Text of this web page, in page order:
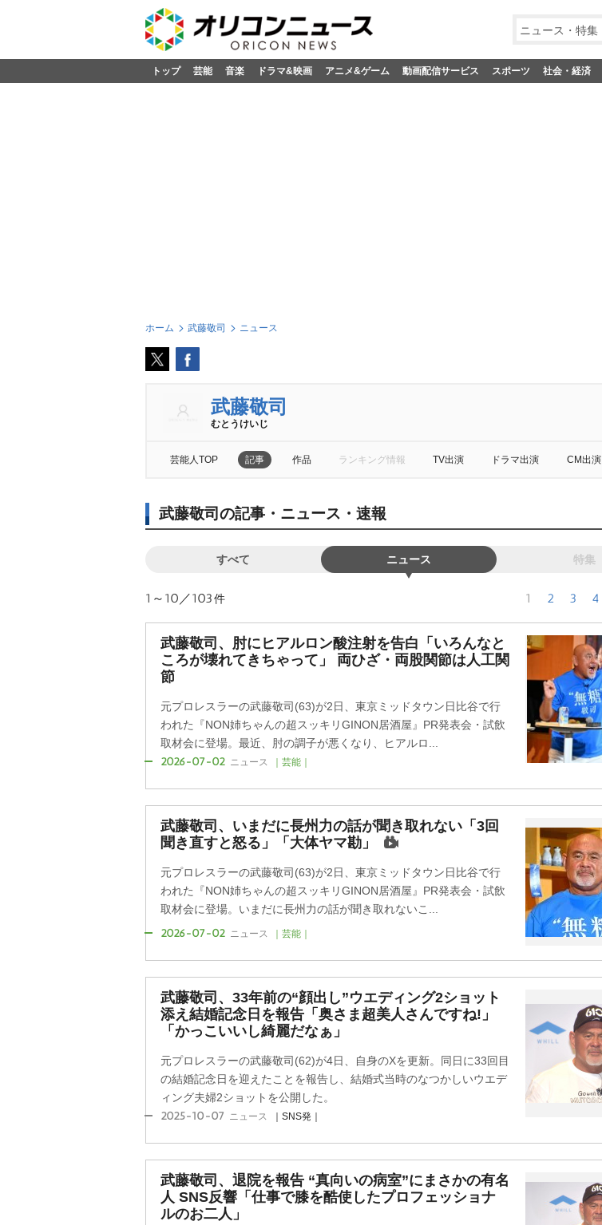
ニュース・特集
トップ 芸能 音楽 ドラマ&映画 アニメ&ゲーム 動画配信サービス スポーツ 社会・経済
ホーム 武藤敬司 ニュース
武藤敬司
むとうけいじ
芸能人TOP 記事 作品 ランキング情報 TV出演 ドラマ出演 CM出演
武藤敬司の記事・ニュース・速報
すべて ニュース 特集
1～10／103件 1 2 3 4
武藤敬司、肘にヒアルロン酸注射を告白「いろんなと
ころが壊れてきちゃって」 両ひざ・両股関節は人工関
節
元プロレスラーの武藤敬司(63)が2日、東京ミッドタウン日比谷で行
われた『NON姉ちゃんの超スッキリGINON居酒屋』PR発表会・試飲
取材会に登場。最近、肘の調子が悪くなり、ヒアルロ...
2026-07-02 ニュース ｜芸能｜
武藤敬司、いまだに長州力の話が聞き取れない「3回
聞き直すと怒る」「大体ヤマ勘」
元プロレスラーの武藤敬司(63)が2日、東京ミッドタウン日比谷で行
われた『NON姉ちゃんの超スッキリGINON居酒屋』PR発表会・試飲
取材会に登場。いまだに長州力の話が聞き取れないこ...
2026-07-02 ニュース ｜芸能｜
武藤敬司、33年前の“顔出し”ウエディング2ショット
添え結婚記念日を報告「奥さま超美人さんですね!」
「かっこいいし綺麗だなぁ」
元プロレスラーの武藤敬司(62)が4日、自身のXを更新。同日に33回目
の結婚記念日を迎えたことを報告し、結婚式当時のなつかしいウエデ
ィング夫婦2ショットを公開した。
2025-10-07 ニュース ｜SNS発｜
武藤敬司、退院を報告 “真向いの病室”にまさかの有名
人 SNS反響「仕事で膝を酷使したプロフェッショナ
ルのお二人」